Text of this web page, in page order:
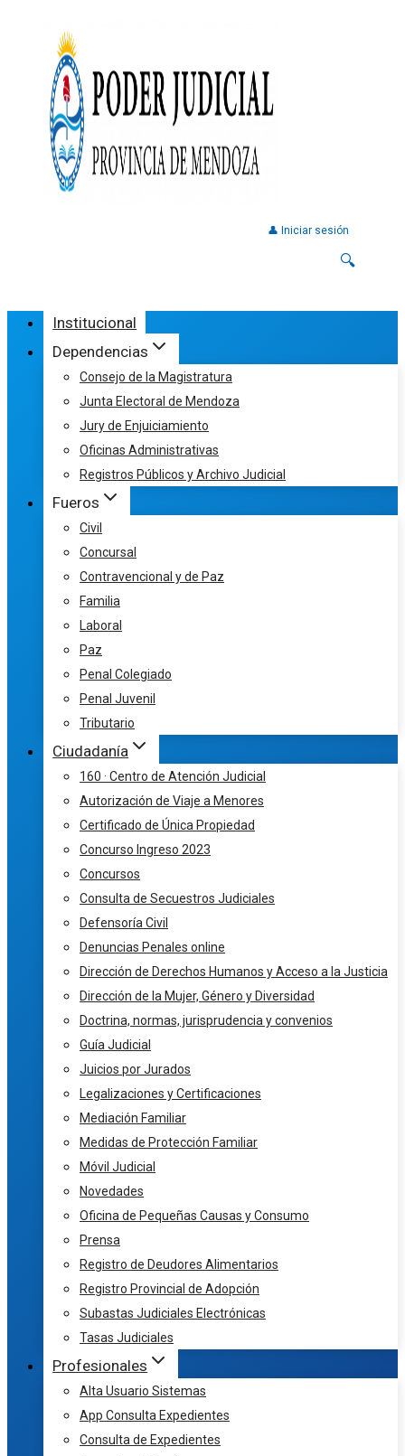
👤 Iniciar sesión
🔍
Institucional
Dependencias
Consejo de la Magistratura
Junta Electoral de Mendoza
Jury de Enjuiciamiento
Oficinas Administrativas
Registros Públicos y Archivo Judicial
Fueros
Civil
Concursal
Contravencional y de Paz
Familia
Laboral
Paz
Penal Colegiado
Penal Juvenil
Tributario
Ciudadanía
160 · Centro de Atención Judicial
Autorización de Viaje a Menores
Certificado de Única Propiedad
Concurso Ingreso 2023
Concursos
Consulta de Secuestros Judiciales
Defensoría Civil
Denuncias Penales online
Dirección de Derechos Humanos y Acceso a la Justicia
Dirección de la Mujer, Género y Diversidad
Doctrina, normas, jurisprudencia y convenios
Guía Judicial
Juicios por Jurados
Legalizaciones y Certificaciones
Mediación Familiar
Medidas de Protección Familiar
Móvil Judicial
Novedades
Oficina de Pequeñas Causas y Consumo
Prensa
Registro de Deudores Alimentarios
Registro Provincial de Adopción
Subastas Judiciales Electrónicas
Tasas Judiciales
Profesionales
Alta Usuario Sistemas
App Consulta Expedientes
Consulta de Expedientes